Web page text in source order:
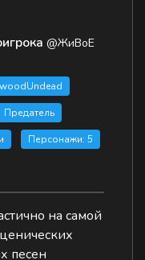
@ЖиВоЕ
Предатель
Персонажи: 5
на самой
песен